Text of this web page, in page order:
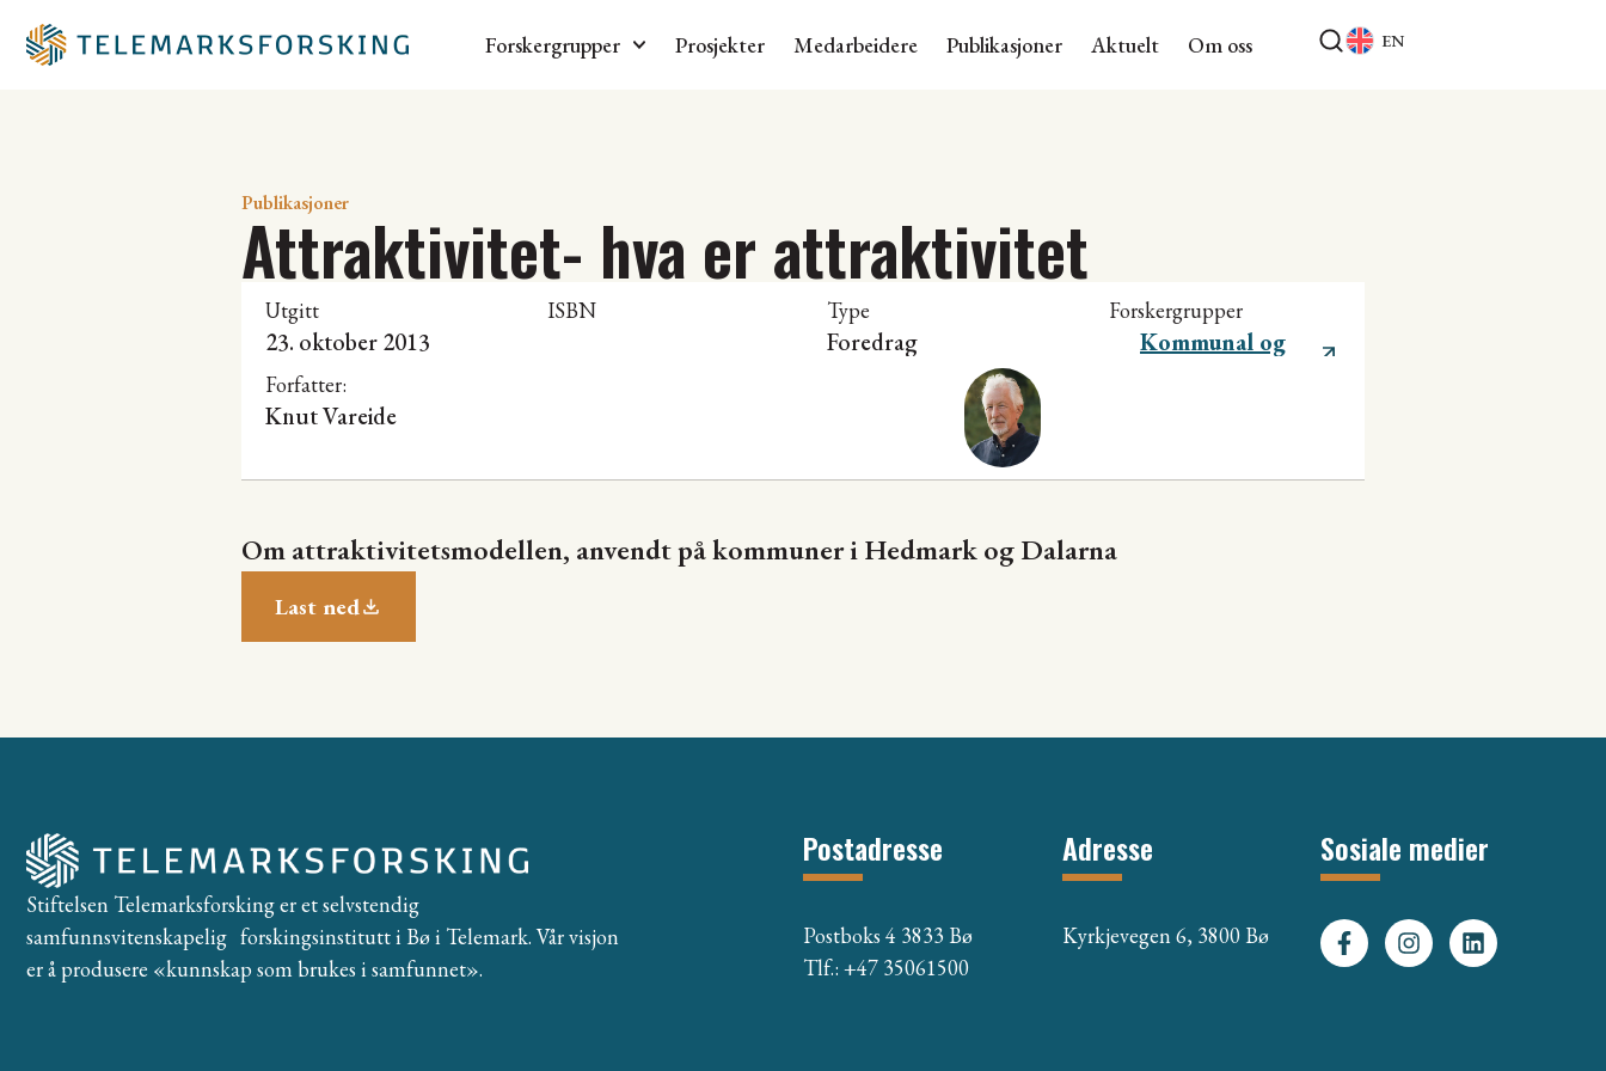
Forskergrupper Prosjekter Medarbeidere Publikasjoner Aktuelt Om oss EN
Publikasjoner
Attraktivitet- hva er attraktivitet
Utgitt
23. oktober 2013
ISBN Type
Foredrag
Forskergrupper
Kommunal og
regional utvikling
Forfatter:
Knut Vareide
Om attraktivitetsmodellen, anvendt på kommuner i Hedmark og Dalarna
Last ned
Stiftelsen Telemarksforsking er et selvstendig
samfunnsvitenskapelig forskingsinstitutt i Bø i Telemark. Vår visjon
er å produsere «kunnskap som brukes i samfunnet».
Postadresse
Postboks 4 3833 Bø
Tlf.: +47 35061500
Adresse
Kyrkjevegen 6, 3800 Bø
Sosiale medier